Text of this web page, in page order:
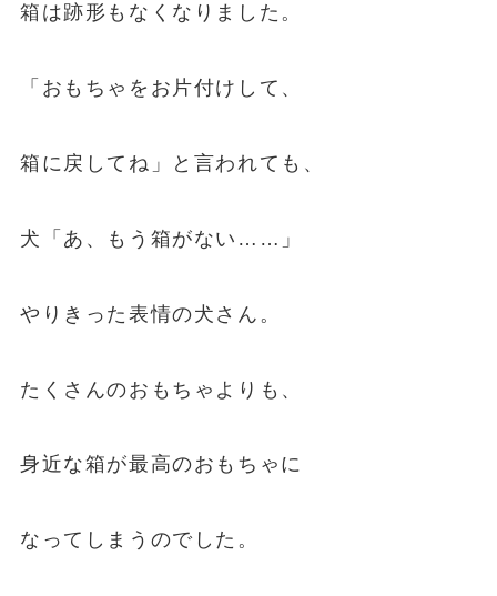
箱は跡形もなくなりました。
「おもちゃをお片付けして、
箱に戻してね」と言われても、
犬「あ、もう箱がない……」
やりきった表情の犬さん。
たくさんのおもちゃよりも、
身近な箱が最高のおもちゃに
なってしまうのでした。